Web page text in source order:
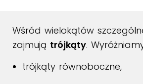
Wśród wielokątów
zajmują trójkąty.
trójkąty równoboczne,